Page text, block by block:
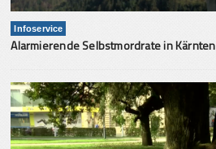
Infoservice
Alarmierende Selbstmordrate in Kärnten